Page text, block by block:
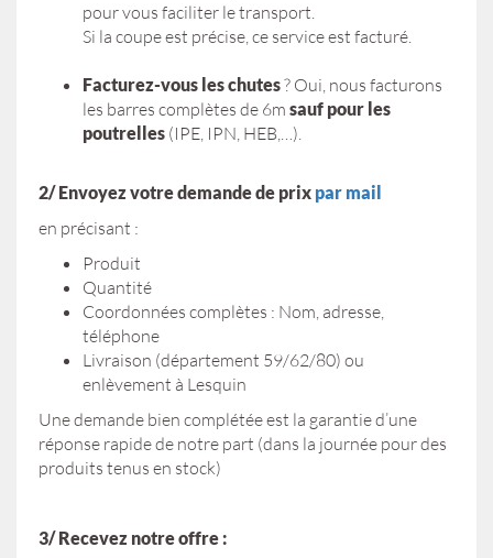
pour vous faciliter le transport.
Si la coupe est précise, ce service est facturé.
Facturez-vous les chutes? Oui, nous facturons
les barres complètes de 6m sauf pour les
poutrelles (IPE, IPN, HEB,…).
2/ Envoyez votre demande de prix par mail
en précisant :
Produit
Quantité
Coordonnées complètes : Nom, adresse,
téléphone
Livraison (département 59/62/80) ou
enlèvement à Lesquin
Une demande bien complétée est la garantie d’une
réponse rapide de notre part (dans la journée pour des
produits tenus en stock)
3/ Recevez notre offre :